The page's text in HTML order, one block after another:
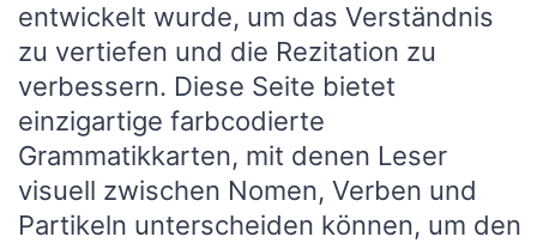
entwickelt wurde, um das Verständnis
zu vertiefen und die Rezitation zu
verbessern. Diese Seite bietet
einzigartige farbcodierte
Grammatikkarten, mit denen Leser
visuell zwischen Nomen, Verben und
Partikeln unterscheiden können, um den